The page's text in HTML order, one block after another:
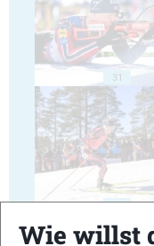
31
33
Wie willst